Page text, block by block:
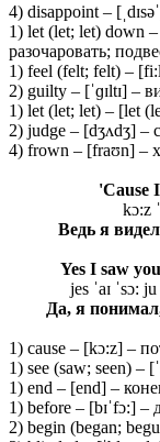
4) disappoint –
1) let (let; let) down
разочаровать;
1) feel (felt; felt) –
2) guilty – [ˈɡɪltɪ] –
1) let (let; let) – [let
2) judge – [dʒʌdʒ] –
4) frown – [fraʊn] –
'Cause
kɔ:z
Ведь я
Yes I saw
jes ˈaɪ ˈsɔ:
Да, я
1) cause – [kɔ:z] –
1) see (saw; seen) –
1) end – [end] –
1) before – [bɪˈfɔ:] –
2) begin (began;